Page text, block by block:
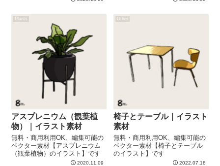
Plants
アスプレニウム（観葉植
物）｜イラスト素材
無料・商用利用OK、編集可能の
ベクター素材【アスプレニウム
（観葉植物）のイラスト】です
2020.11.09
Other
椅子とテーブル｜イラスト
素材
無料・商用利用OK、編集可能の
ベクター素材【椅子とテーブル
のイラスト】です
2022.07.18